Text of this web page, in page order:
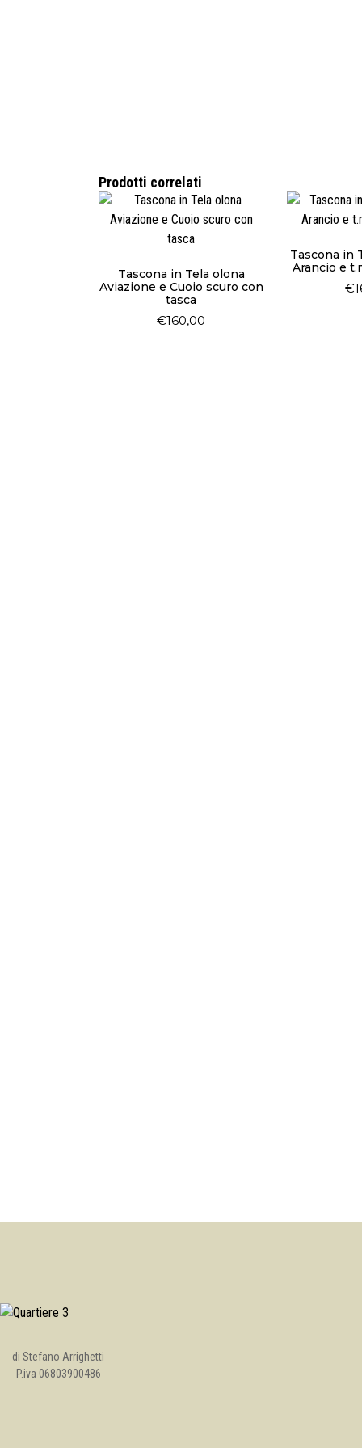
Prodotti correlati
Tascona in Tela olona
Aviazione e Cuoio scuro con
tasca
€160,00
Tascona in
Arancio e
€
di Stefano Arrighetti
P.iva 06803900486